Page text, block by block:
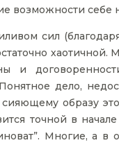
возможности
сил
и
дело,
сияющему образу
точной в
Многие, а в